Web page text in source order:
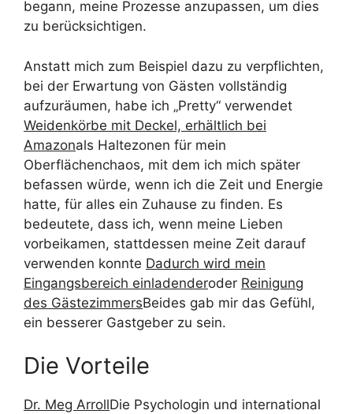
begann, meine Prozesse anzupassen, um dies
zu berücksichtigen.
Anstatt mich zum Beispiel dazu zu verpflichten,
bei der Erwartung von Gästen vollständig
aufzuräumen, habe ich „Pretty“ verwendet
Weidenkörbe mit Deckel, erhältlich bei
Amazonals Haltezonen für mein
Oberflächenchaos, mit dem ich mich später
befassen würde, wenn ich die Zeit und Energie
hatte, für alles ein Zuhause zu finden. Es
bedeutete, dass ich, wenn meine Lieben
vorbeikamen, stattdessen meine Zeit darauf
verwenden konnte Dadurch wird mein
Eingangsbereich einladenderoder Reinigung
des GästezimmersBeides gab mir das Gefühl,
ein besserer Gastgeber zu sein.
Die Vorteile
Dr. Meg ArrollDie Psychologin und international